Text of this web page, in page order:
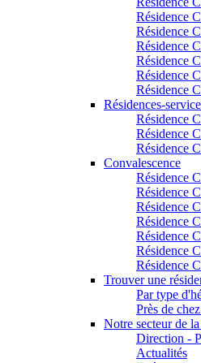
Résidence
Résidence
Résidence
Résidence
Résidence
Résidence
Résidences-
Résidence
Résidence
Résidence
Convalescence
Résidence
Résidence
Résidence
Résidence
Résidence
Résidence
Résidence
Trouver une
Par type
Près de
Notre secteur de
Direction -
Actualités